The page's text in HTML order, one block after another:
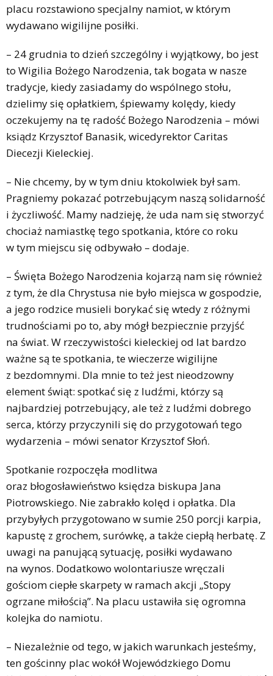
placu rozstawiono specjalny namiot, w którym
wydawano wigilijne posiłki.
– 24 grudnia to dzień szczególny i wyjątkowy, bo jest
to Wigilia Bożego Narodzenia, tak bogata w nasze
tradycje, kiedy zasiadamy do wspólnego stołu,
dzielimy się opłatkiem, śpiewamy kolędy, kiedy
oczekujemy na tę radość Bożego Narodzenia – mówi
ksiądz Krzysztof Banasik, wicedyrektor Caritas
Diecezji Kieleckiej.
– Nie chcemy, by w tym dniu ktokolwiek był sam.
Pragniemy pokazać potrzebującym naszą solidarność
i życzliwość. Mamy nadzieję, że uda nam się stworzyć
chociaż namiastkę tego spotkania, które co roku
w tym miejscu się odbywało – dodaje.
– Święta Bożego Narodzenia kojarzą nam się również
z tym, że dla Chrystusa nie było miejsca w gospodzie,
a jego rodzice musieli borykać się wtedy z różnymi
trudnościami po to, aby mógł bezpiecznie przyjść
na świat. W rzeczywistości kieleckiej od lat bardzo
ważne są te spotkania, te wieczerze wigilijne
z bezdomnymi. Dla mnie to też jest nieodzowny
element świąt: spotkać się z ludźmi, którzy są
najbardziej potrzebujący, ale też z ludźmi dobrego
serca, którzy przyczynili się do przygotowań tego
wydarzenia – mówi senator Krzysztof Słoń.
Spotkanie rozpoczęła modlitwa
oraz błogosławieństwo księdza biskupa Jana
Piotrowskiego. Nie zabrakło kolęd i opłatka. Dla
przybyłych przygotowano w sumie 250 porcji karpia,
kapustę z grochem, surówkę, a także ciepłą herbatę. Z
uwagi na panującą sytuację, posiłki wydawano
na wynos. Dodatkowo wolontariusze wręczali
gościom ciepłe skarpety w ramach akcji „Stopy
ogrzane miłością”. Na placu ustawiła się ogromna
kolejka do namiotu.
– Niezależnie od tego, w jakich warunkach jesteśmy,
ten gościnny plac wokół Wojewódzkiego Domu